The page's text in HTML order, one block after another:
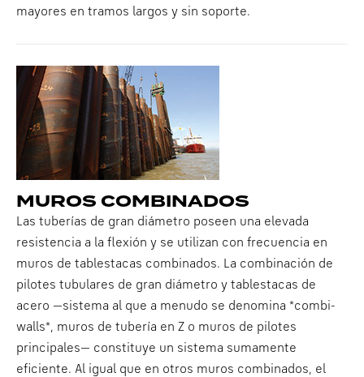
mayores en tramos largos y sin soporte.
MUROS COMBINADOS
Las tuberías de gran diámetro poseen una elevada
resistencia a la flexión y se utilizan con frecuencia en
muros de tablestacas combinados. La combinación de
pilotes tubulares de gran diámetro y tablestacas de
acero —sistema al que a menudo se denomina *combi-
walls*, muros de tubería en Z o muros de pilotes
principales— constituye un sistema sumamente
eficiente. Al igual que en otros muros combinados, el